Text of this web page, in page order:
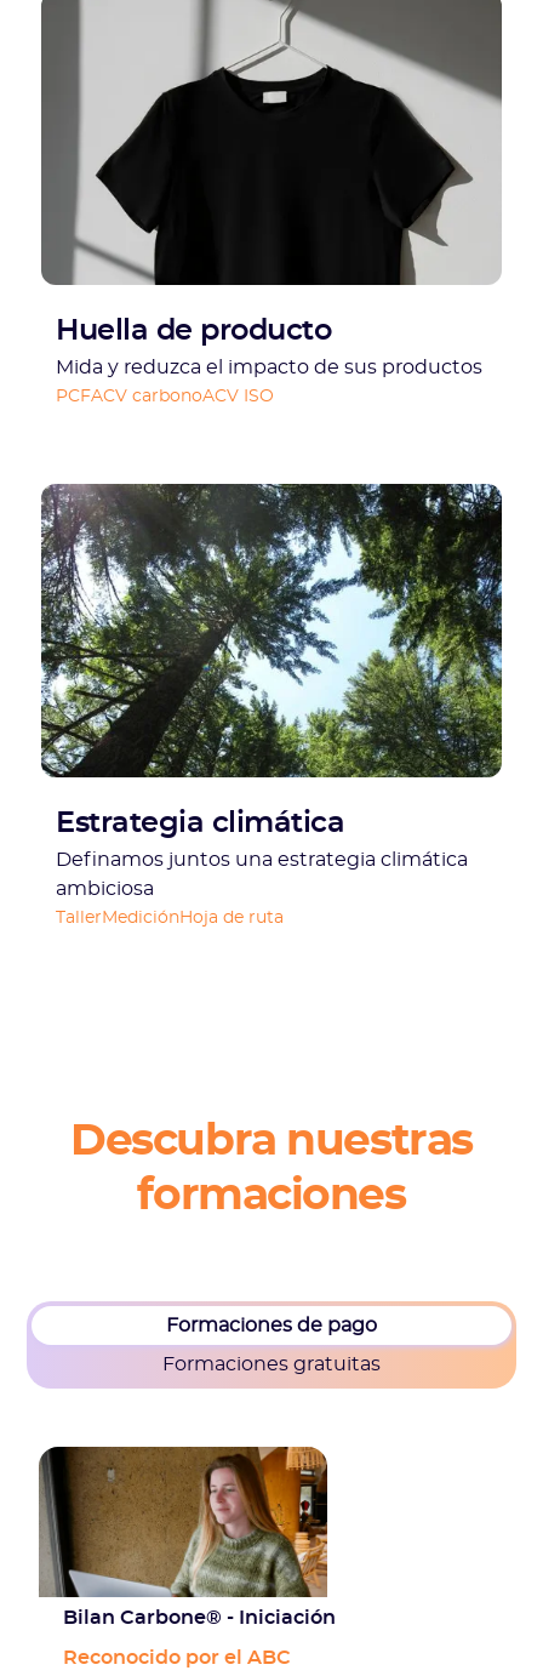
Huella de producto
Mida y reduzca el impacto de sus productos
PCFACV carbonoACV ISO
Estrategia climática
Definamos juntos una estrategia climática
ambiciosa
Taller MediciónHoja de ruta
Descubra nuestras
formaciones
Formaciones de pago
Formaciones gratuitas
Bilan Carbone® - Iniciación
Reconocido por el ABC